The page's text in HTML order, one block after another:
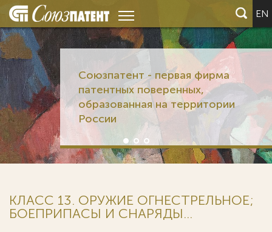
EN
Союзпатент - первая фирма
патентных поверенных,
образованная на территории
России
КЛАСС 13. ОРУЖИЕ ОГНЕСТРЕЛЬНОЕ;
БОЕПРИПАСЫ И СНАРЯДЫ...